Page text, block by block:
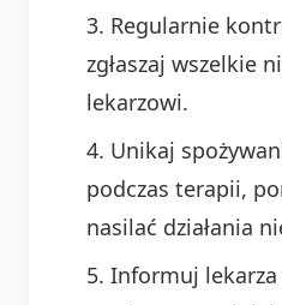
Regularnie
zgłaszaj wszelkie
lekarzowi.
Unikaj
podczas terapii,
nasilać działania
Informuj